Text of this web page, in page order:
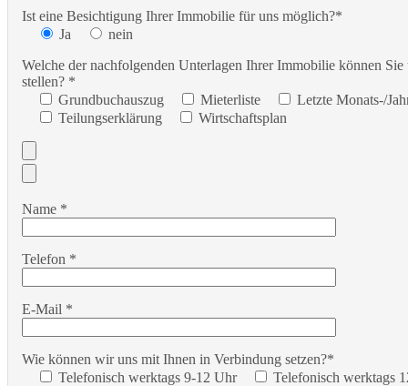
Ist eine Besichtigung Ihrer Immobilie für uns möglich?*
Ja
nein
Welche der nachfolgenden Unterlagen Ihrer Immobilie können
stellen? *
Grundbuchauszug
Mieterliste
Letzte Monats-/
Teilungserklärung
Wirtschaftsplan
Name *
Telefon *
E-Mail *
Wie können wir uns mit Ihnen in Verbindung setzen?*
Telefonisch werktags 9-12 Uhr
Telefonisch werktags